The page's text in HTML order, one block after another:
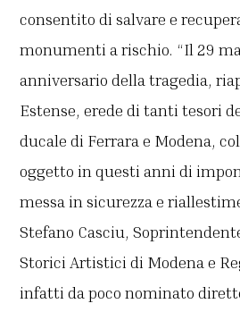
consentito di salvare e
monumenti a rischio. “Il 29
anniversario della tragedia,
Estense, erede di tanti tesori
ducale di Ferrara e Modena,
oggetto in questi anni di
messa in sicurezza e
Stefano Casciu,
Storici Artistici di Modena e
infatti da poco nominato